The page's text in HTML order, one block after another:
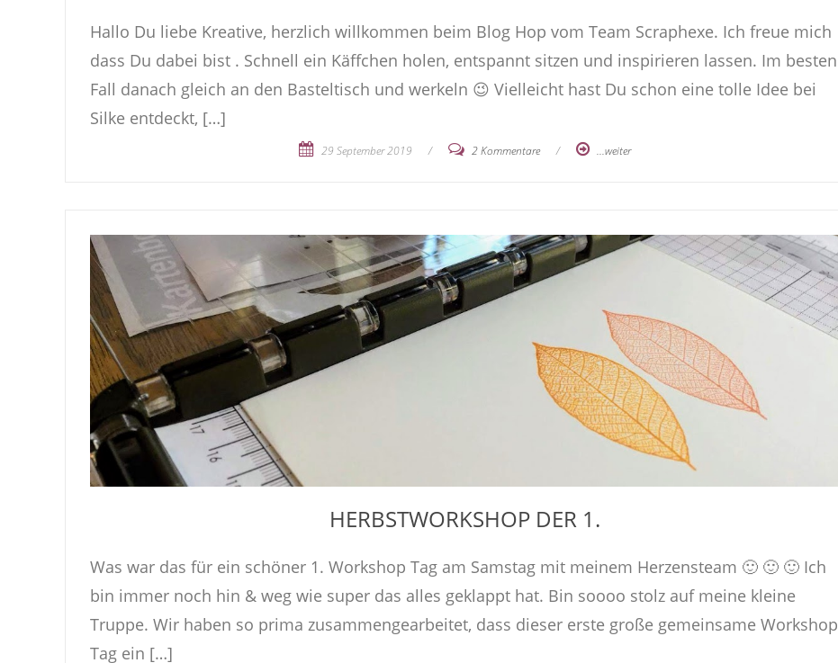
Hallo Du liebe Kreative, herzlich willkommen beim Blog Hop vom Team Scraphexe. Ich freue mich
dass Du dabei bist . Schnell ein Käffchen holen, entspannt sitzen und inspirieren lassen. Im besten
Fall danach gleich an den Basteltisch und werkeln 😉 Vielleicht hast Du schon eine tolle Idee bei
Silke entdeckt, […]
29 September 2019 / 2 Kommentare / ...weiter
HERBSTWORKSHOP DER 1.
Was war das für ein schöner 1. Workshop Tag am Samstag mit meinem Herzensteam 🙂 🙂 🙂 Ich
bin immer noch hin & weg wie super das alles geklappt hat. Bin soooo stolz auf meine kleine
Truppe. Wir haben so prima zusammengearbeitet, dass dieser erste große gemeinsame Workshop
Tag ein […]